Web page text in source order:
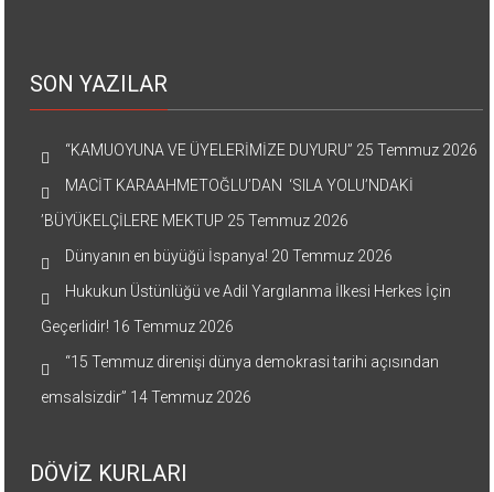
SON YAZILAR
“KAMUOYUNA VE ÜYELERİMİZE DUYURU” 25 Temmuz 2026
MACİT KARAAHMETOĞLU’DAN ‘SILA YOLU’NDAKİ
’BÜYÜKELÇİLERE MEKTUP 25 Temmuz 2026
Dünyanın en büyüğü İspanya! 20 Temmuz 2026
Hukukun Üstünlüğü ve Adil Yargılanma İlkesi Herkes İçin
Geçerlidir! 16 Temmuz 2026
“15 Temmuz direnişi dünya demokrasi tarihi açısından
emsalsizdir” 14 Temmuz 2026
DÖVİZ KURLARI